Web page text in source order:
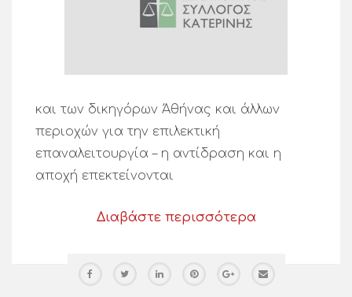
και των δικηγόρων Άθήνας και άλλων
περιοχών για την επιλεκτική
επαναλειτουργία – η αντίδραση και η
αποχή επεκτείνονται
Διαβάστε περισσότερα